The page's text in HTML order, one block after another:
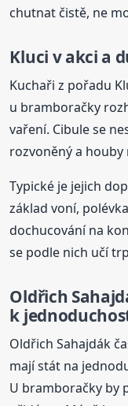
chutnat čistě, ne
Kluci v akci a
Kuchaři z pořadu
u bramboračky
vaření. Cibule se
rozvoněný a
Typické je jejich
základ voní,
dochucování na
se podle nich učí
Oldřich
k
Oldřich Sahajdák
mají stát na
U bramboračky by